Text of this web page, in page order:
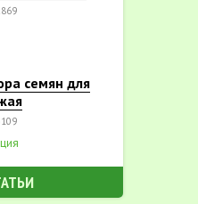
семян для